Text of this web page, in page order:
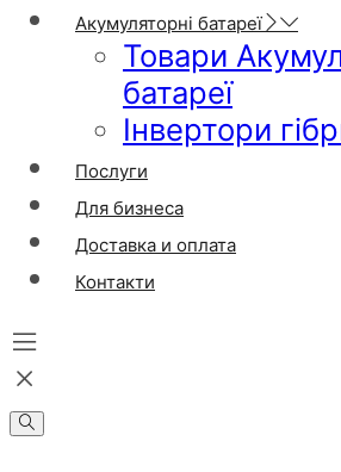
Акумуляторні батареї
Товари
батареї
Інвертори
Послуги
Для бизнеса
Доставка и оплата
Контакти